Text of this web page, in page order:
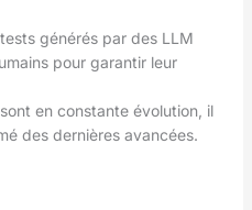
générés par des LLM
pour garantir leur
en constante évolution, il
des dernières avancées.